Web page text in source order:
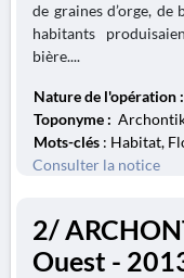
de graines d’orge, de
habitants
bière....
Nature de l'opération :
Toponyme :
Mots-clés : Habitat,
Consulter la notice
2/
Ouest -